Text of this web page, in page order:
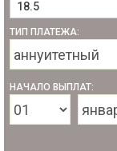
ТИП ПЛАТЕЖА:
НАЧАЛО ВЫПЛАТ: